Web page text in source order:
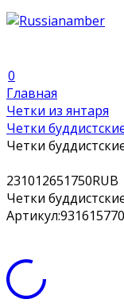
0
Главная
Четки из янтаря
Четки
Четки
231012651750RUB
Четки
Артикул: